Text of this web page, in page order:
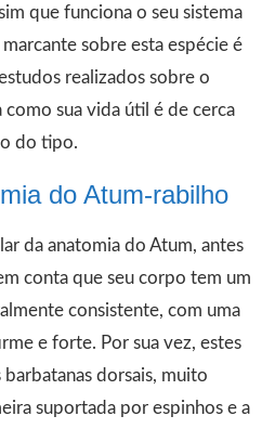
que funciona o seu sistema
sobre esta espécie é
realizados sobre o
como sua vida útil é de cerca
do tipo.
do Atum-rabilho
da anatomia do Atum, antes
conta que seu corpo tem um
consistente, com uma
e forte. Por sua vez, estes
dorsais, muito
suportada por espinhos e a